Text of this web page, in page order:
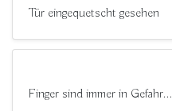
Tür eingequetscht gesehen
Finger sind immer in Gefahr...